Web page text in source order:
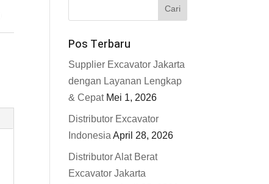
Pos Terbaru
Supplier Excavator Jakarta
dengan Layanan Lengkap
& Cepat Mei 1, 2026
Distributor Excavator
Indonesia April 28, 2026
Distributor Alat Berat
Excavator Jakarta